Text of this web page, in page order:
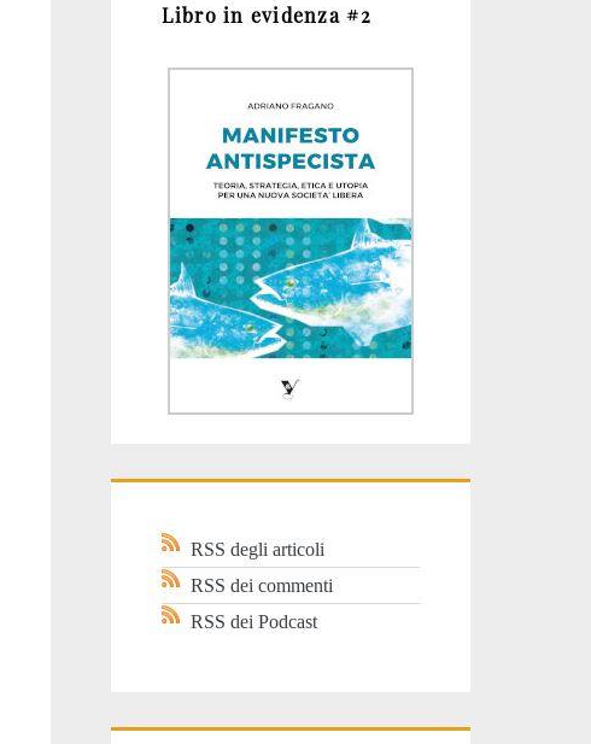
Libro in evidenza #2
RSS degli articoli
RSS dei commenti
RSS dei Podcast